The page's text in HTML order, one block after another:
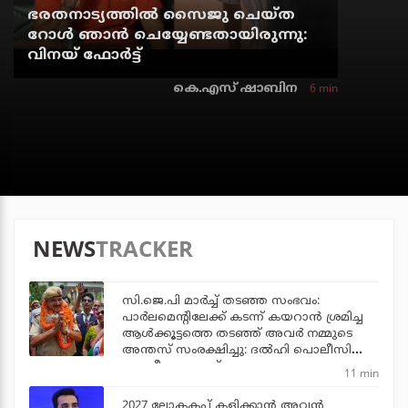
ഭരതനാട്യത്തിൽ സൈജു ചെയ്ത
റോൾ ഞാൻ ചെയ്യേണ്ടതായിരുന്നു:
വിനയ് ഫോർട്ട്
കെ.എസ് ഷാബിന 6 min
NEWSTRACKER
സി.ജെ.പി മാര്‍ച്ച് തടഞ്ഞ സംഭവം:
പാര്‍ലമെന്റിലേക്ക് കടന്ന് കയറാന്‍ ശ്രമിച്ച
ആള്‍ക്കൂട്ടത്തെ തടഞ്ഞ് അവര്‍ നമ്മുടെ
അന്തസ് സംരക്ഷിച്ചു: ദല്‍ഹി പൊലീസിന്
ജനകീയ കൂട്ടായ്മയുടെ ആദരം
11 min